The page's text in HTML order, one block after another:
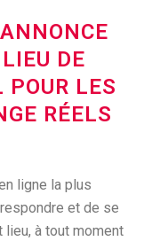
DE
POUR LES
RÉELS
ligne la plus
et de se
lieu, à tout moment